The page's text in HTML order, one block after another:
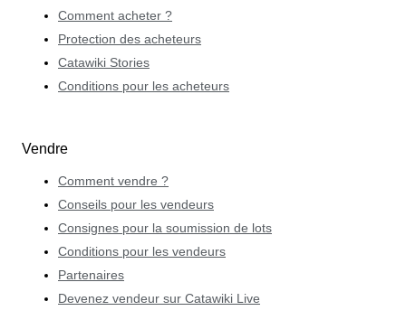
Comment acheter ?
Protection des acheteurs
Catawiki Stories
Conditions pour les acheteurs
Vendre
Comment vendre ?
Conseils pour les vendeurs
Consignes pour la soumission de lots
Conditions pour les vendeurs
Partenaires
Devenez vendeur sur Catawiki Live